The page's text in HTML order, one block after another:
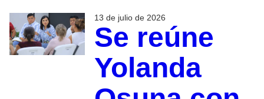
13 de julio de 2026
Se reúne
Yolanda